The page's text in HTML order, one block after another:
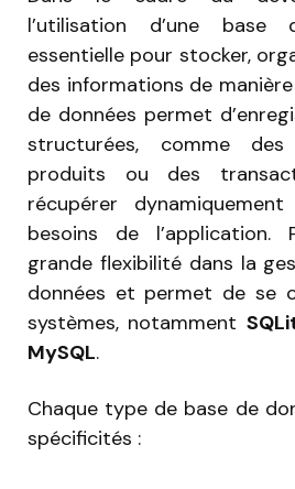
l’utilisation d’une
essentielle pour stocker,
des informations de
de données permet
structurées, comme
produits ou des
récupérer
besoins de
grande flexibilité dans la
données et permet de se
systèmes, notamment
MySQL.
Chaque type de base de
spécificités :